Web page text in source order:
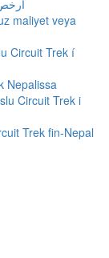
maliyet veya
Circuit Trek í
Nepalissa
Circuit Trek i
Trek fin-Nepal